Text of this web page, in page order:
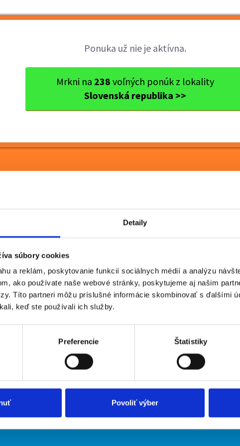
Detaily
súbory cookies
a reklám, poskytovanie funkcií sociálnych médií a analýzu
ako používate naše webové stránky, poskytujeme aj našim
Títo partneri môžu príslušné informácie skombinovať s ďalšími
keď ste používali ich služby.
Preferencie Štatistiky
Povoliť výber
Ponuka už nie je aktívna.
Mrkni na 238 voľných ponúk z lokality
Slovenská republika >>
Bratislavský kraj Ok. Bratislava Bratislava Otvorená
- operátor vo výrobe.
priemerná mzda 1150€
O portáli
Upraviť predvoľby cookies
Zásady ochrany osobných